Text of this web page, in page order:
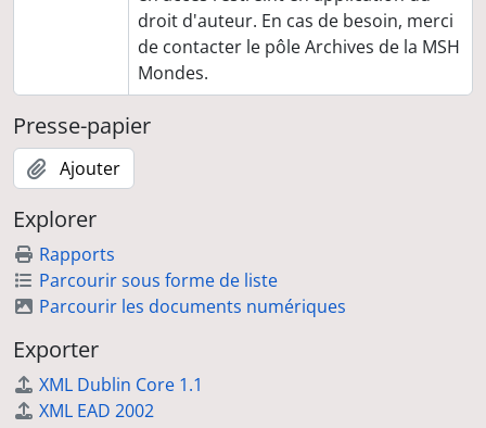
droit d'auteur. En cas de besoin, merci
de contacter le pôle Archives de la MSH
Mondes.
Presse-papier
Ajouter
Explorer
Rapports
Parcourir sous forme de liste
Parcourir les documents numériques
Exporter
XML Dublin Core 1.1
XML EAD 2002